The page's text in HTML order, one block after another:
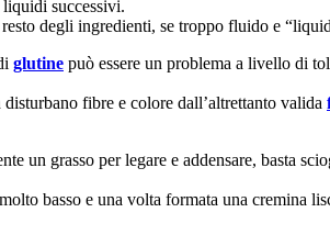
successivi.
degli ingredienti, se troppo fluido e
glutine può essere un problema a livello di
disturbano fibre e colore dall’altrettanto valida
un grasso per legare e addensare, basta
basso e una volta formata una cremina